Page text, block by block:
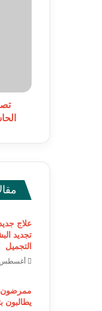
التصفيات
المؤهلة
لمونديال
علاج
تجديد
التجميل
أغسطس 4, 2026
ممرضون
يطالبون